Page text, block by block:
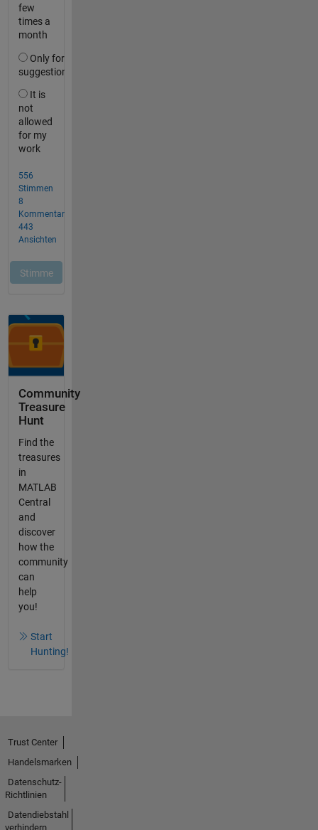
Community
Treasure
Hunt
Find the
treasures
in
MATLAB
Central
and
discover
how the
community
can
help
you!
Start
Hunting!
Trust Center
Handelsmarken
Datenschutz-
Richtlinien
Datendiebstahl
verhindern